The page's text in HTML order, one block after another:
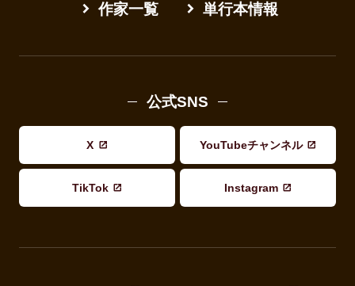
作家一覧 単行本情報
公式SNS
X YouTubeチャンネル
TikTok Instagram